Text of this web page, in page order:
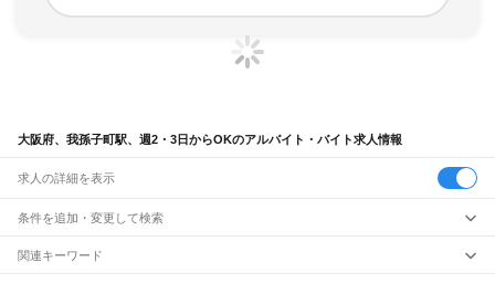
大阪府、我孫子町駅、週2・3日からOKのアルバイト・バイト求人情報
求人の詳細を表示
条件を追加・変更して検索
市区町村を追加・変更
関連キーワード